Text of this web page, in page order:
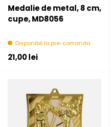
Medalie de metal, 8 cm,
cupe, MD8056
Disponibil la pre-comanda
Pret initial
21,00 lei